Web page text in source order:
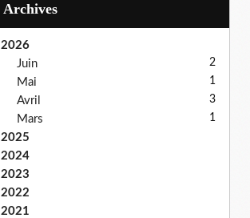
Archives
2026
Juin
2
Mai 1
Avril 3
Mars 1
2025
2024
2023
2022
2021